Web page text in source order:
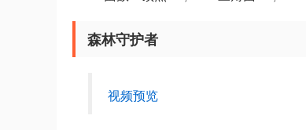
森林守护者
视频预览